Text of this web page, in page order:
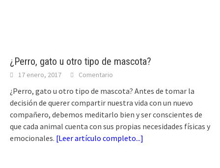
¿Perro, gato u otro tipo de mascota?
17 enero, 2017 Comentario
¿Perro, gato u otro tipo de mascota? Antes de tomar la
decisión de querer compartir nuestra vida con un nuevo
compañero, debemos meditarlo bien y ser conscientes de
que cada animal cuenta con sus propias necesidades físicas y
emocionales. [Leer artículo completo...]